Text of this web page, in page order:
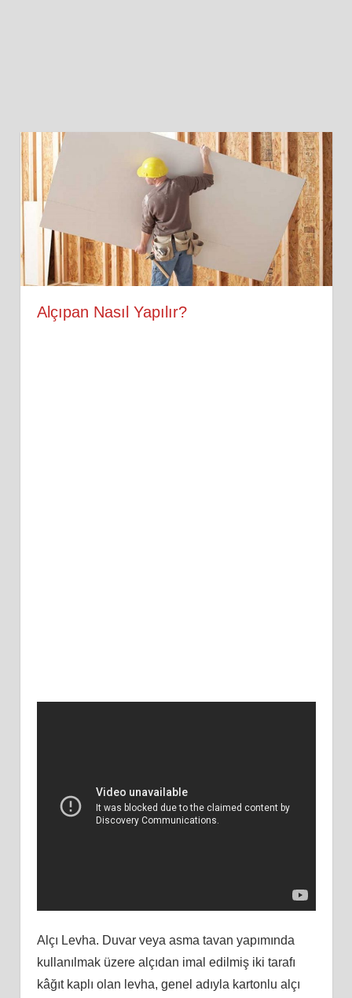
Alçıpan Nasıl Yapılır?
Alçı Levha. Duvar veya asma tavan yapımında
kullanılmak üzere alçıdan imal edilmiş iki tarafı
kâğıt kaplı olan levha, genel adıyla kartonlu alçı